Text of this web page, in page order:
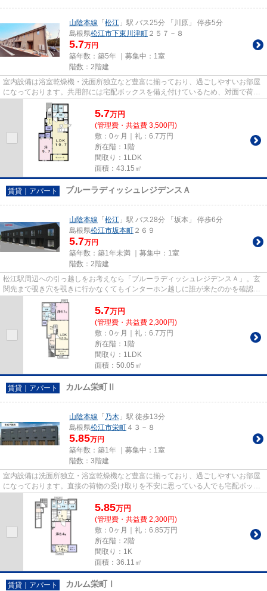
山陰本線 「 松江 」駅 バス25分 「川原」 停歩5分
島根県松江市下東川津町 ２５７－８
5.7万円
築年数：築5年 ｜募集中： 1室
階数：2階建
室内設備は浴室乾燥機・洗面所独立など豊富に揃っており、過ごしやすいお部屋
になっております。共用部には宅配ボックスを備え付けているため、対面で荷物
を受け取る必要がありません...
5.7万円
(管理費・共益費 3,500円)
敷：0ヶ月｜礼：6.7万円
所在階：1階
間取り：1LDK
面積：43.15㎡
賃貸｜アパート ブルーラディッシュレジデンスＡ
山陰本線 「 松江 」駅 バス28分 「坂本」 停歩6分
島根県松江市坂本町 ２６９
5.7万円
築年数：築1年未満 ｜募集中： 1室
階数：2階建
松江駅周辺への引っ越しをお考えなら「ブルーラディッシュレジデンスＡ」。玄
関先まで覗き穴を覗きに行かなくてもインターホン越しに誰が来たのかを確認で
きるので防犯対策につながり...
5.7万円
(管理費・共益費 2,300円)
敷：0ヶ月｜礼：6.7万円
所在階：1階
間取り：1LDK
面積：50.05㎡
賃貸｜アパート カルム栄町Ⅱ
山陰本線 「 乃木 」駅 徒歩13分
島根県松江市栄町 ４３－８
5.85万円
築年数：築1年 ｜募集中： 1室
階数：3階建
室内設備は洗面所独立・浴室乾燥機など豊富に揃っており、過ごしやすいお部屋
になっております。直接の荷物の受け取りを不安に思っている人でも宅配ボック
スがあれば接触せずに荷物を...
5.85万円
(管理費・共益費 2,300円)
敷：0ヶ月｜礼：6.85万円
所在階：2階
間取り：1K
面積：36.11㎡
賃貸｜アパート カルム栄町Ⅰ